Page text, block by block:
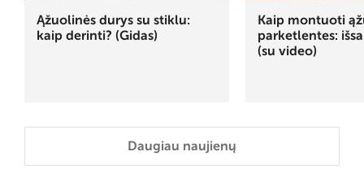
Ąžuolinės durys su stiklu:
kaip derinti? (Gidas)
Kaip montuoti
parketlentes:
(su video)
Daugiau naujienų